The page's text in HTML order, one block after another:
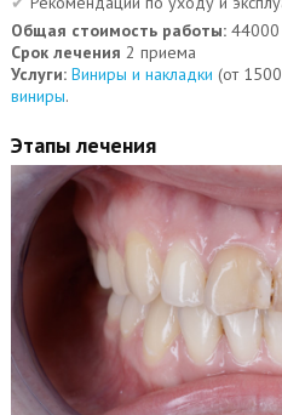
Общая стоимость работы:44000
Срок лечения 2 приема
Услуги: Виниры и накладки (от
виниры.
Этапы лечения